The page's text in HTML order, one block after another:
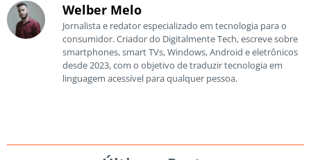
Welber Melo
Jornalista e redator especializado em tecnologia para o
consumidor. Criador do Digitalmente Tech, escreve sobre
smartphones, smart TVs, Windows, Android e eletrônicos
desde 2023, com o objetivo de traduzir tecnologia em
linguagem acessível para qualquer pessoa.